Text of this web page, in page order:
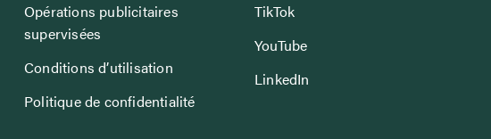
Opérations publicitaires
supervisées
Conditions d’utilisation
Politique de confidentialité
TikTok
YouTube
LinkedIn